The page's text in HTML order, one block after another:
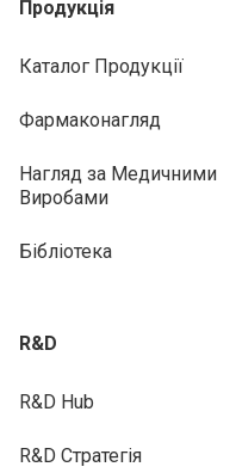
Продукція
Каталог Продукції
Фармаконагляд
Нагляд за Медичними
Виробами
Бібліотека
R&D
R&D Hub
R&D Стратегія